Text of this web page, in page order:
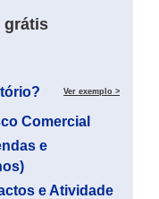
grátis
Ver exemplo >
Comercial
e
e Atividade